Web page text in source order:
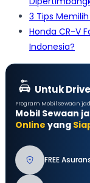
3 Tips
Honda CR-V
Indonesia?
Untuk
Program Mobil Sewaan
Mobil Sewaan
Online yang
FREE